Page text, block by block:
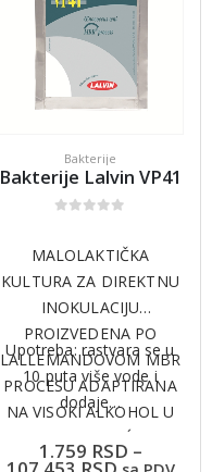
Bakterije
Bakterije Lalvin VP41
MALOLAKTIČKA
KULTURA ZA DIREKTNU
INOKULACIJU
PROIZVEDENA PO
LALLEMANDOVOM MBR
PROCESU ADAPTIRANA
NA VISOKI ALKOHOL U
VINIMA, POVEĆAVA
KOMPLEKSNOST I
Upotreba: rastvara se u
10 puta više vode i
dodaje…
1.759 RSD –